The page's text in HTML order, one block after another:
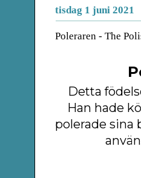
tisdag 1 juni 2021
Poleraren - The
Detta
Han hade
polerade sina